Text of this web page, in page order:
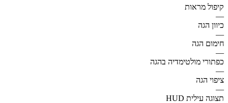
קיפול מראות
—
כיוון הגה
—
חימום הגה
—
כפתורי מולטימדיה בהגה
—
ציפוי הגה
—
תצוגה עילית HUD